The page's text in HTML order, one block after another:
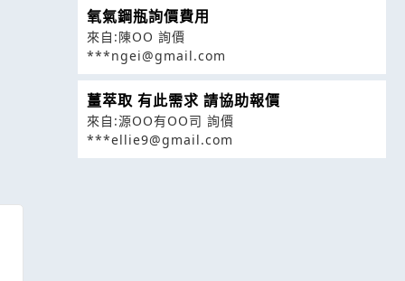
氧氣鋼瓶詢價費用
來自:陳OO 詢價
***ngei@gmail.com
薑萃取 有此需求 請協助報價
來自:源OO有OO司 詢價
***ellie9@gmail.com